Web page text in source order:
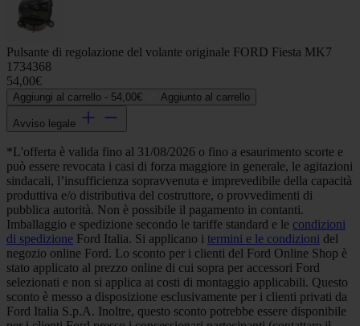
Pulsante di regolazione del volante originale FORD Fiesta MK7
1734368
54,00€
Aggiungi al carrello - 54,00€ Aggiunto al carrello
Avviso legale
*L'offerta è valida fino al 31/08/2026 o fino a esaurimento scorte e
può essere revocata i casi di forza maggiore in generale, le agitazioni
sindacali, l’insufficienza sopravvenuta e imprevedibile della capacità
produttiva e/o distributiva del costruttore, o provvedimenti di
pubblica autorità. Non è possibile il pagamento in contanti.
Imballaggio e spedizione secondo le tariffe standard e le condizioni
di spedizione Ford Italia. Si applicano i termini e le condizioni del
negozio online Ford. Lo sconto per i clienti del Ford Online Shop è
stato applicato al prezzo online di cui sopra per accessori Ford
selezionati e non si applica ai costi di montaggio applicabili. Questo
sconto è messo a disposizione esclusivamente per i clienti privati da
Ford Italia S.p.A. Inoltre, questo sconto potrebbe essere disponibile